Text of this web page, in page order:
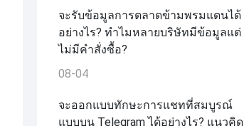
จะรับข้อมูลการตลาดข้ามพรมแดนได้
อย่างไร? ทำไมหลายบริษัทมีข้อมูลแต่
ไม่มีคำสั่งซื้อ?
08-04
จะออกแบบทักษะการแชทที่สมบูรณ์
แบบบน Telegram ได้อย่างไร? แนวคิด